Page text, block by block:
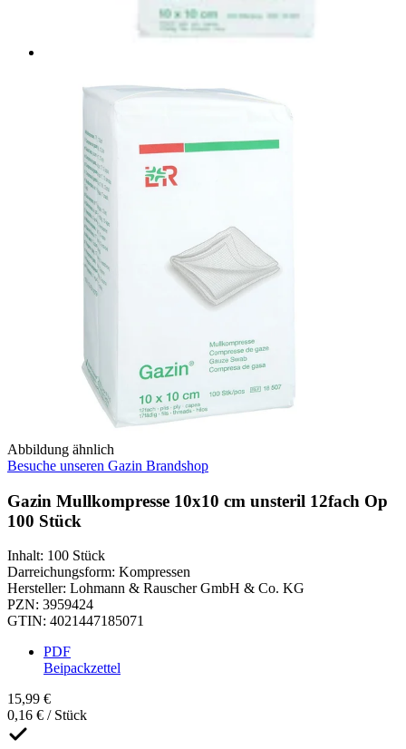
Abbildung ähnlich
Besuche unseren Gazin Brandshop
Gazin Mullkompresse 10x10 cm unsteril 12fach Op
100 Stück
Inhalt: 100 Stück
Darreichungsform: Kompressen
Hersteller: Lohmann & Rauscher GmbH & Co. KG
PZN: 3959424
GTIN: 4021447185071
PDF
Beipackzettel
15,99 €
0,16 € / Stück